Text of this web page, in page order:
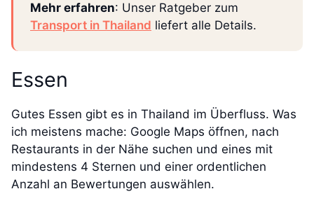
Mehr erfahren: Unser Ratgeber zum
Transport in Thailand liefert alle Details.
Essen
Gutes Essen gibt es in Thailand im Überfluss. Was
ich meistens mache: Google Maps öffnen, nach
Restaurants in der Nähe suchen und eines mit
mindestens 4 Sternen und einer ordentlichen
Anzahl an Bewertungen auswählen.